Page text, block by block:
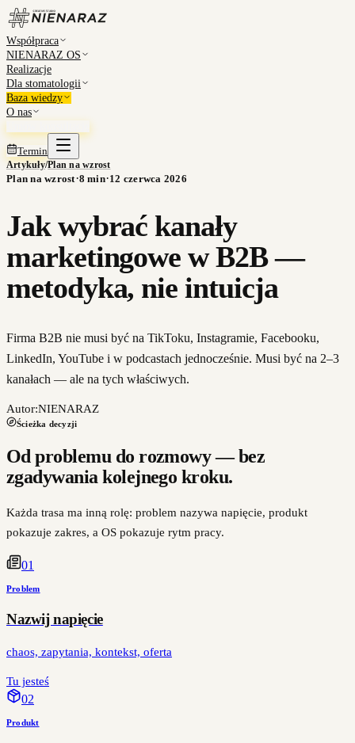
Współpraca
NIENARAZ OS
Realizacje
Dla stomatologii
Baza wiedzy
O nas
Termin
Artykuły/Plan na wzrost
Plan na wzrost·8 min·12 czerwca 2026
Jak wybrać kanały
marketingowe w B2B —
metodyka, nie intuicja
Firma B2B nie musi być na TikToku, Instagramie, Facebooku,
LinkedIn, YouTube i w podcastach jednocześnie. Musi być na 2–3
kanałach — ale na tych właściwych.
Autor:NIENARAZ
Ścieżka decyzji
Od problemu do rozmowy — bez
zgadywania kolejnego kroku.
Każda trasa ma inną rolę: problem nazywa napięcie, produkt
pokazuje zakres, a OS pokazuje rytm pracy.
01
Problem
Nazwij napięcie
chaos, zapytania, kontekst, oferta
Tu jesteś
02
Produkt